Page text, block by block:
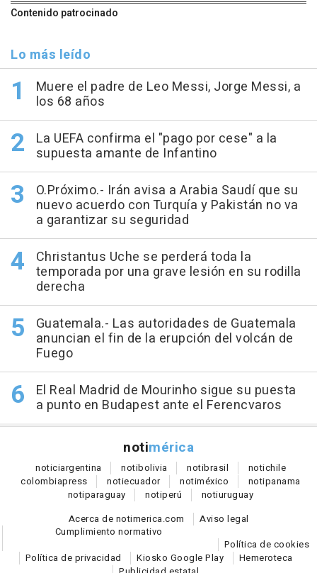
Contenido patrocinado
Lo más leído
Muere el padre de Leo Messi, Jorge Messi, a
los 68 años
La UEFA confirma el "pago por cese" a la
supuesta amante de Infantino
O.Próximo.- Irán avisa a Arabia Saudí que su
nuevo acuerdo con Turquía y Pakistán no va
a garantizar su seguridad
Christantus Uche se perderá toda la
temporada por una grave lesión en su rodilla
derecha
Guatemala.- Las autoridades de Guatemala
anuncian el fin de la erupción del volcán de
Fuego
El Real Madrid de Mourinho sigue su puesta
a punto en Budapest ante el Ferencvaros
notimérica
noticiargentina notibolivia notibrasil notichile
colombiapress notiecuador notiméxico notipanama
notiparaguay notiperú notiuruguay
Acerca de notimerica.com
Aviso legal
Cumplimiento normativo
Política de cookies
Política de privacidad
Kiosko Google Play
Hemeroteca